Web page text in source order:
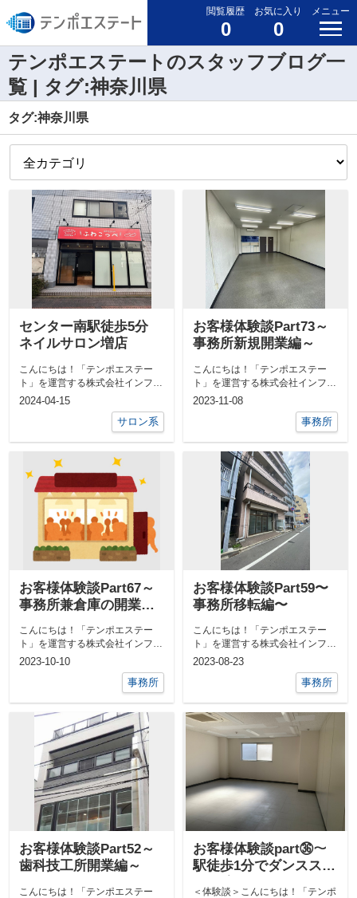
閲覧履歴
0
お気に入り
0
メニュー
テンポエステートのスタッフブログ一
覧 | タグ:神奈川県
タグ:神奈川県
センター南駅徒歩5分
ネイルサロン増店
こんにちは！「テンポエステー
ト」を運営する株式会社インフィ
ニティライフの海本です。テンポ
2024-04-15
サロン系
お客様体験談Part73～
事務所新規開業編～
こんにちは！「テンポエステー
ト」を運営する株式会社インフィ
ニティライフの海本です。テンポ
2023-11-08
事務所
お客様体験談Part67～
事務所兼倉庫の開業編
こんにちは！「テンポエステー
ト」を運営する株式会社インフィ
ニティライフの海本です。テンポ
2023-10-10
事務所
お客様体験談Part59〜
事務所移転編〜
こんにちは！「テンポエステー
ト」を運営する株式会社インフィ
ニティライフの海本です。テンポ
2023-08-23
事務所
お客様体験談Part52～
歯科技工所開業編～
こんにちは！「テンポエステー
お客様体験談part㊱～
駅徒歩1分でダンススタ
＜体験談＞こんにちは！「テンポ